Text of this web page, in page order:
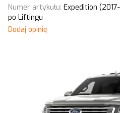
Numer artykułu: Expedition
po Liftingu
Dodaj opinię